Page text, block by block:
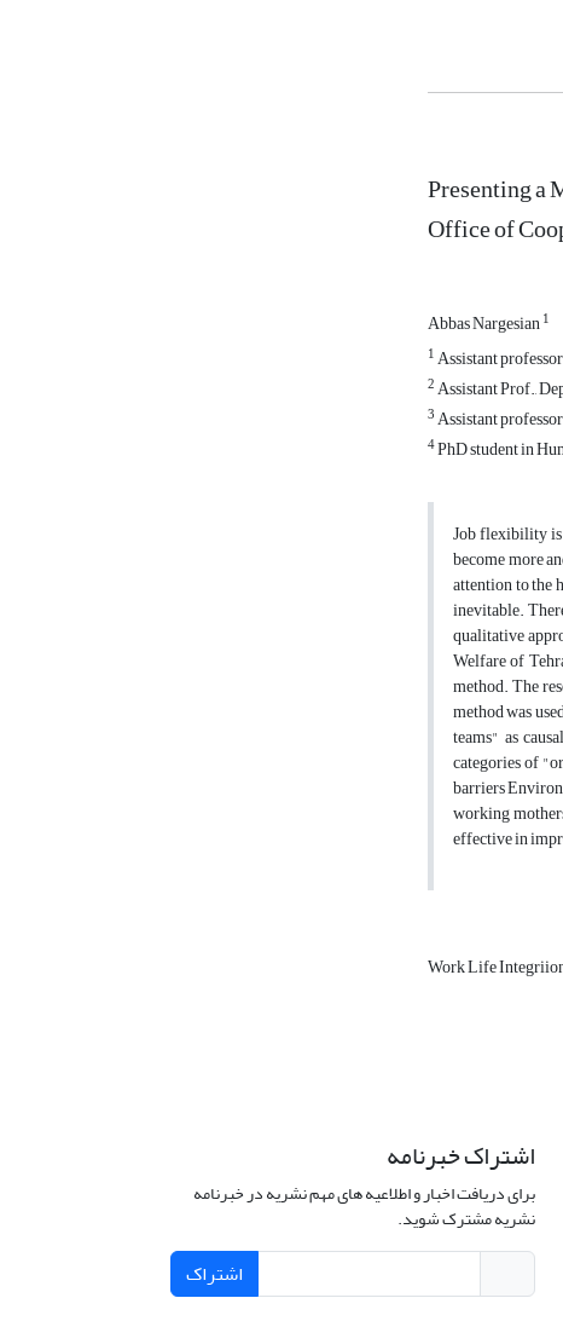
Presenting a
Office of
Abbas Nargesian1
1Assistant
2Assistant Prof.,
3Assistant
4PhD student in
Job flexibility is
become more
attention to the
inevitable.
qualitative
Welfare of
method. The
method was
teams" as
categories of
barriers
working
effective in
Work Life
اشتراک خبرنامه
برای دریافت اخبار و اطلاعیه های مهم نشریه در خبرنامه
نشریه مشترک شوید.
اشتراک